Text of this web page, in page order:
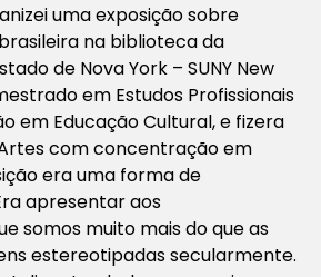
uma exposição sobre
na biblioteca da
de Nova York – SUNY New
em Estudos Profissionais
em Educação Cultural, e fizera
com concentração em
era uma forma de
apresentar aos
somos muito mais do que as
estereotipadas secularmente.